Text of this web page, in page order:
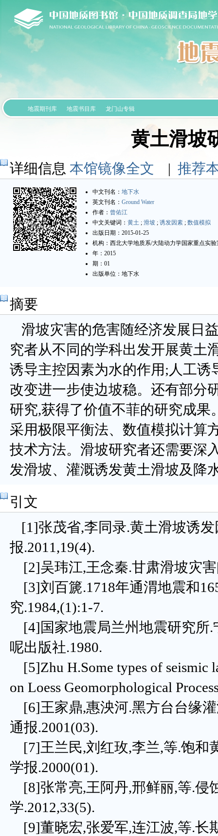
地震期刊库 地震书目库 龙门山专辑
黄土滑坡
详细信息 本馆镜像全文 | 推荐
中文刊名： 地下水
英文刊名： Ground Water
作者： 曾佑江
中文关键词： 黄土 ; 滑坡 ; 诱发因素 ; 数值模拟
出版日期：2015-01-25
机构：西北大学地质系/大陆动力学国家重点实验
年：2015
期：01
出版单位：地下水
摘要
滑坡灾害的危害随经济发展日
究者从不同的学科出发开展黄土
诱导主控因素为水的作用;人工
改变进一步使边坡稳。还有部分
研究,获得了价值不菲的研究成
采用极限平衡法、数值模拟计算
技术方法。滑坡研究者还需要深
发滑坡、灌溉诱发黄土滑坡及降
引文
[1]张茂省,李同录.黄土滑坡诱
报.2011,19(4).
[2]吴玮江,王念秦.甘肃滑坡灾
[3]刘百篪.1718年通渭地震和
究.1984,(1):1-7.
[4]国家地震局兰州地震研究所.
呢出版社.1980.
[5]Zhu H.Some types of seismic
on Loess Geomorphological
[6]王家鼎,惠泱河.黑方台台缘
通报.2001(03).
[7]王兰民,刘红玫,李兰,等.饱和
学报.2000(01).
[8]张常亮,王阿丹,邢鲜丽,等.侵
学.2012,33(5).
[9]董晓宏,张爱军,连江波,等.长